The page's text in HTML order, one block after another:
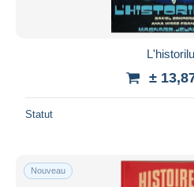
±
Statut
Nouveau